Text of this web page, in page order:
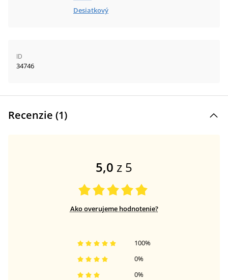
Desiatkový
ID
34746
Recenzie (1)
5,0 z 5
Ako overujeme hodnotenie?
0%
0%
100%